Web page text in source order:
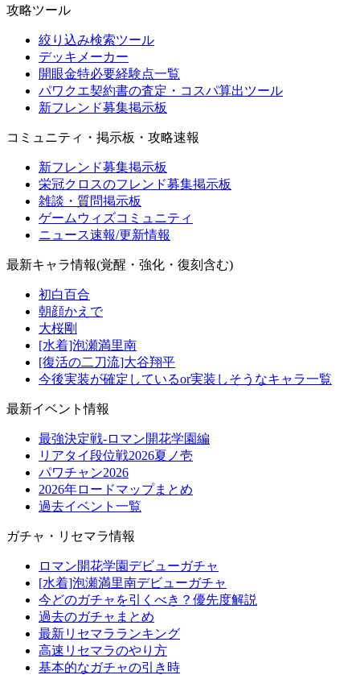
攻略ツール
絞り込み検索ツール
デッキメーカー
開眼金特必要経験点一覧
パワクエ契約書の査定・コスパ算出ツール
新フレンド募集掲示板
コミュニティ・掲示板・攻略速報
新フレンド募集掲示板
栄冠クロスのフレンド募集掲示板
雑談・質問掲示板
ゲームウィズコミュニティ
ニュース速報/更新情報
最新キャラ情報(覚醒・強化・復刻含む)
初白百合
朝顔かえで
大桜剛
[水着]泡瀬満里南
[復活の二刀流]大谷翔平
今後実装が確定しているor実装しそうなキャラ一覧
最新イベント情報
最強決定戦-ロマン開花学園編
リアタイ段位戦2026夏ノ壱
パワチャン2026
2026年ロードマップまとめ
過去イベント一覧
ガチャ・リセマラ情報
ロマン開花学園デビューガチャ
[水着]泡瀬満里南デビューガチャ
今どのガチャを引くべき？優先度解説
過去のガチャまとめ
最新リセマラランキング
高速リセマラのやり方
基本的なガチャの引き時